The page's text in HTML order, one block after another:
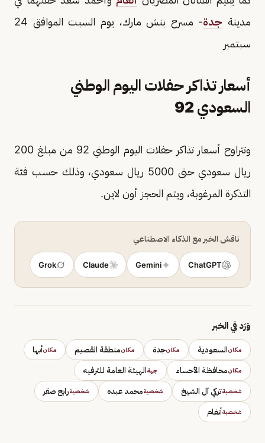
مدينة جدة
- مسرح بنش مارك، يوم السبت الموافق 24
سبتمبر
أسعار تذاكر حفلات اليوم الوطني
السعودي 92
وتتراوح أسعار تذاكر حفلات اليوم الوطني 92 من مبلغ 200
ريال سعودي حتى 5000 ريال سعودي، وذلك حسب فئة
التذكرة المرغوبة، ويتم الحجز أون لاين.
ناقش الخبر مع الذكاء الاصطناعي
ChatGPT
Gemini
Claude
Grok
وَرَد في الخبر
مكانالسعودية مكانجدة مكانمنطقة القصيم مكانأبها
مكانمحافظة الأحساء جهةالهيئة العامة للترفيه
شخصيةتركي آل الشيخ شخصيةمحمد عبده شخصيةرابح صقر
شخصيةأنغام